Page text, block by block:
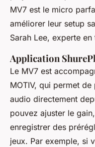
MV7 est le micro
améliorer leur setup
Sarah Lee, experte
Application
Le MV7 est
MOTIV, qui permet
audio directement
pouvez ajuster le
enregistrer des
jeux. Par exemple, si